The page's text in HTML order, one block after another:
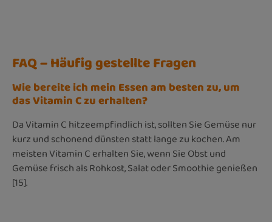
FAQ – Häufig gestellte Fragen
Wie bereite ich mein Essen am besten zu, um
das Vitamin C zu erhalten?
Da Vitamin C hitzeempfindlich ist, sollten Sie Gemüse nur
kurz und schonend dünsten statt lange zu kochen. Am
meisten Vitamin C erhalten Sie, wenn Sie Obst und
Gemüse frisch als Rohkost, Salat oder Smoothie genießen
[15].